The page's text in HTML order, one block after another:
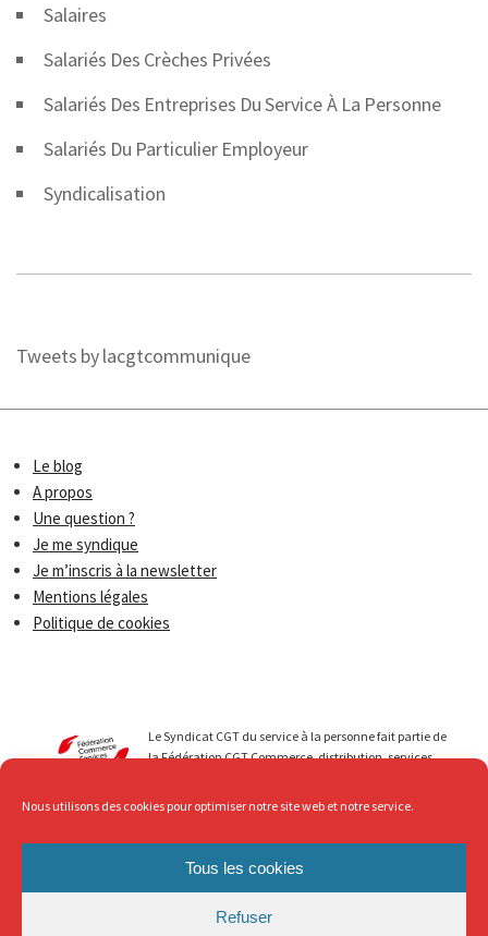
Nous utilisons des cookies pour optimiser notre site web et notre service.
Tous les cookies
Refuser
Salaires
Salariés Des Crèches Privées
Salariés Des Entreprises Du Service À La Personne
Salariés Du Particulier Employeur
Syndicalisation
Tweets by lacgtcommunique
Le blog
A propos
Une question ?
Je me syndique
Je m’inscris à la newsletter
Mentions légales
Politique de cookies
Le Syndicat CGT du service à la personne fait partie de
la Fédération CGT Commerce, distribution, services.
faire progresser les droits de tous les travailleurs du
avec Respect, c’est ce que nous revendiquons !